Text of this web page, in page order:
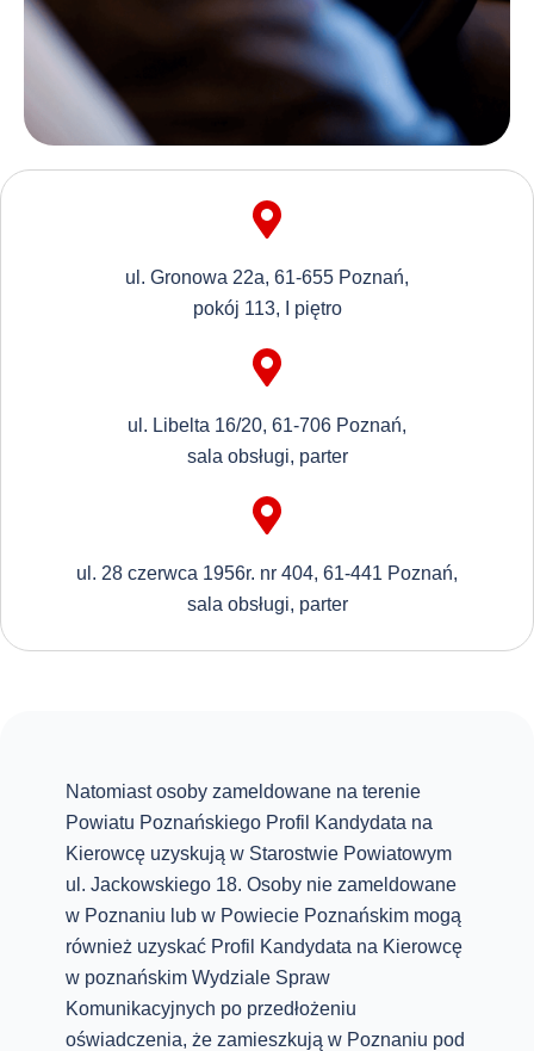
ul. Gronowa 22a, 61-655 Poznań,
pokój 113, I piętro
ul. Libelta 16/20, 61-706 Poznań,
sala obsługi, parter
ul. 28 czerwca 1956r. nr 404, 61-441 Poznań,
sala obsługi, parter
Natomiast osoby zameldowane na terenie
Powiatu Poznańskiego Profil Kandydata na
Kierowcę uzyskują w Starostwie Powiatowym
ul. Jackowskiego 18. Osoby nie zameldowane
w Poznaniu lub w Powiecie Poznańskim mogą
również uzyskać Profil Kandydata na Kierowcę
w poznańskim Wydziale Spraw
Komunikacyjnych po przedłożeniu
oświadczenia, że zamieszkują w Poznaniu pod